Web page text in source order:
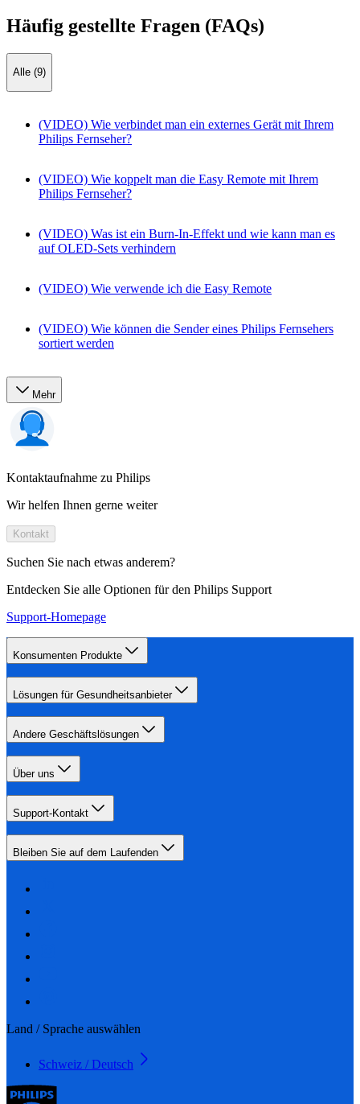
Häufig gestellte Fragen (FAQs)
Alle (9)
(VIDEO) Wie verbindet man ein externes Gerät mit Ihrem
Philips Fernseher?
(VIDEO) Wie koppelt man die Easy Remote mit Ihrem
Philips Fernseher?
(VIDEO) Was ist ein Burn-In-Effekt und wie kann man es
auf OLED-Sets verhindern
(VIDEO) Wie verwende ich die Easy Remote
(VIDEO) Wie können die Sender eines Philips Fernsehers
sortiert werden
Mehr
Kontaktaufnahme zu Philips
Wir helfen Ihnen gerne weiter
Kontakt
Suchen Sie nach etwas anderem?
Entdecken Sie alle Optionen für den Philips Support
Support-Homepage
Konsumenten Produkte
Lösungen für Gesundheitsanbieter
Andere Geschäftslösungen
Über uns
Support-Kontakt
Bleiben Sie auf dem Laufenden
Land / Sprache auswählen
Schweiz / Deutsch